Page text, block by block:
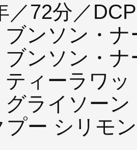
／72分／
ブンソン・ナ
ブンソン・ナ
ティーラワ
グライソー
プー シリモ